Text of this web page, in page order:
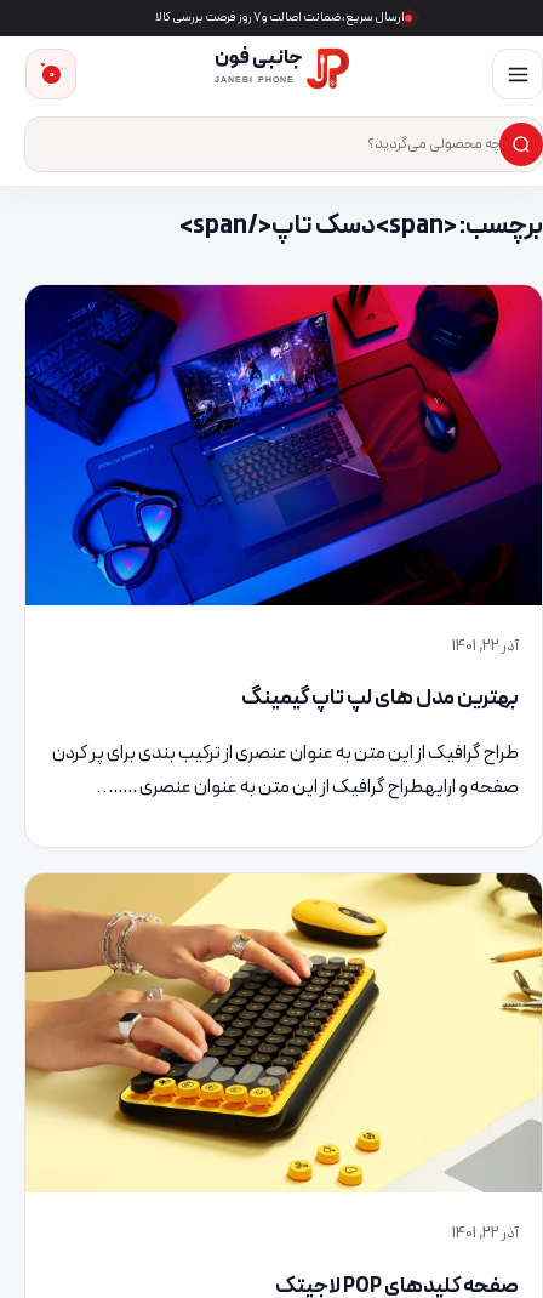
ارسال سریع، ضمانت اصالت و ۷ روز فرصت بررسی کالا
جانبی فون
JANEBI PHONE
جست‌وجوی محصول
×
0
برچسب: <span>دسک تاپ</span>
آذر 22, 1401
بهترین مدل های لپ تاپ گیمینگ
طراح گرافیک از این متن به عنوان عنصری از ترکیب بندی برای پر کردن
صفحه و ارایهطراح گرافیک از این متن به عنوان عنصری ……..
آذر 22, 1401
صفحه کلیدهای POP لاجیتک